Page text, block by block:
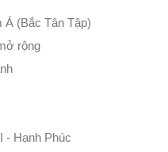
(Bắc Tân Tập)
rộng
- Hạnh Phúc